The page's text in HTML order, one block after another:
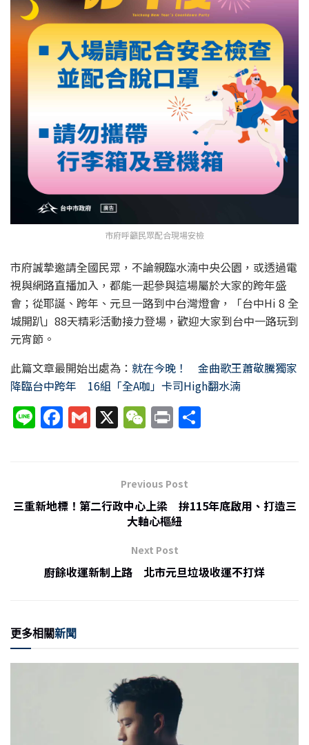
市府呼籲民眾配合現場安檢
市府誠摯邀請全國民眾，不論親臨水湳中央公園，或透過電
視與網路直播加入，都能一起參與這場屬於大家的跨年盛
會；從耶誕、跨年、元旦一路到中台灣燈會，「台中Hi 8 全
城開趴」88天精彩活動接力登場，歡迎大家到台中一路玩到
元宵節。
此篇文章最開始出處為： 就在今晚！ 金曲歌王蕭敬騰獨家
降臨台中跨年 16組「全A咖」卡司High翻水湳
Li F
b
k
G X W
h
at
P
Previous Post
三重新地標！第二行政中心上梁 拚115年底啟用、打造三
大軸心樞紐
Next Post
廚餘收運新制上路 北市元旦垃圾收運不打烊
更多相關新聞